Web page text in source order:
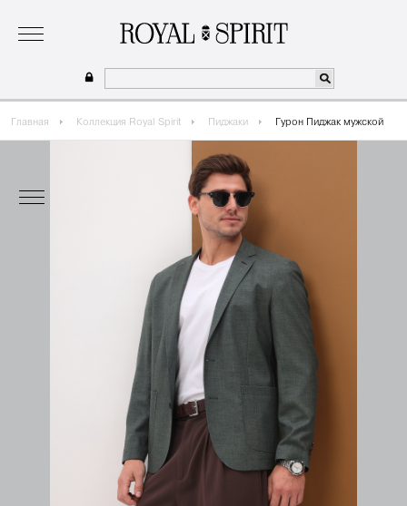
сотрудничество где купить
Главная Коллекция Royal Spirit Пиджаки Гурон Пиджак мужской